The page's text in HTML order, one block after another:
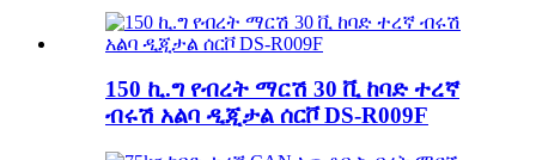
150 ኪ.ግ የብረት ማርሽ 30 ቪ ከባድ ተረኛ
ብሩሽ አልባ ዲጂታል ሰርቮ DS-R009F